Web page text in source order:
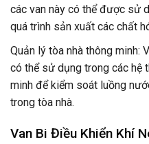
các van này có thể được sử
quá trình sản xuất các chất
Quản lý tòa nhà thông minh:
có thể sử dụng trong các hệ
minh để kiểm soát luồng
trong tòa nhà.
Van Bi Điều Khiển Khí